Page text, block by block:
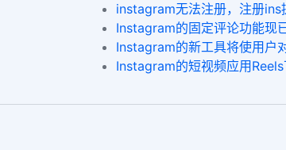
instagram无法注册，注册ins
Instagram的固定评论功能现
Instagram的新工具将使用户
Instagram的短视频应用